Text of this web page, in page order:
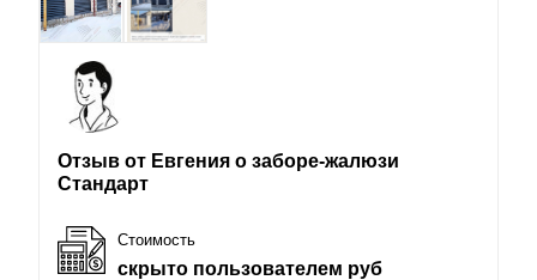
Отзыв от Евгения о заборе-жалюзи
Стандарт
Стоимость
скрыто пользователем руб